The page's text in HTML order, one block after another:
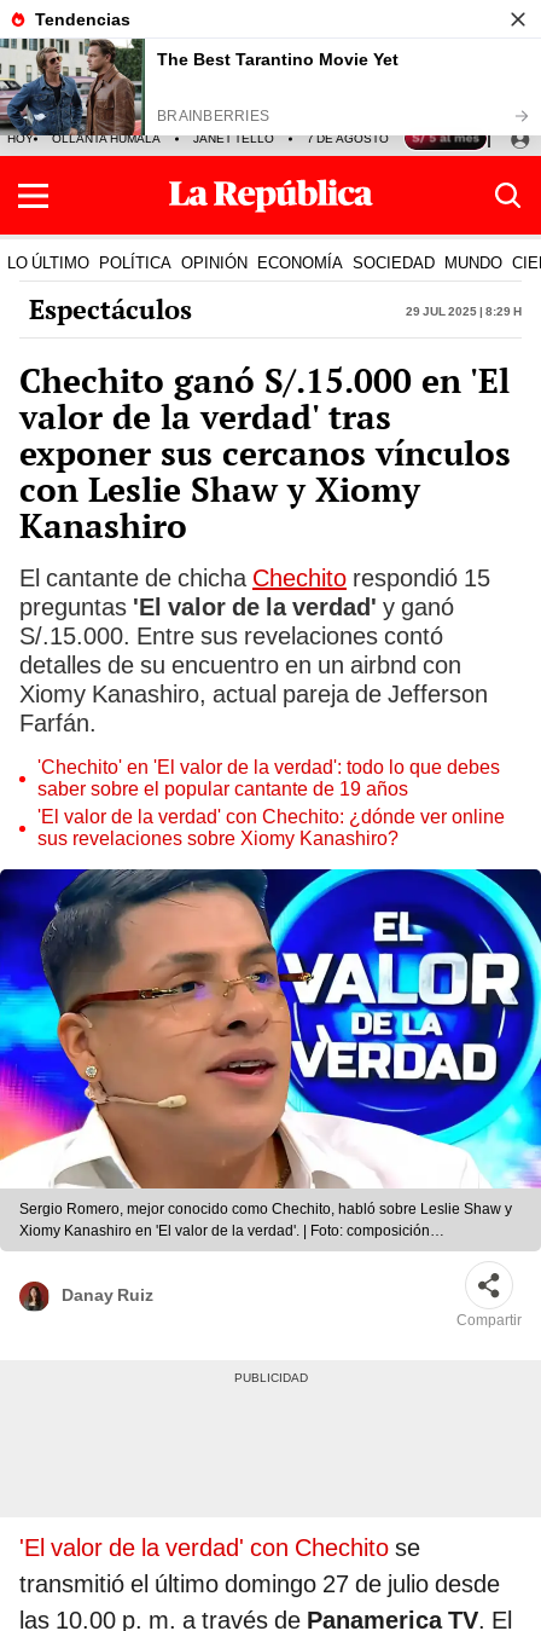
HOY OLLANTA HUMALA JANET TELLO 7 DE AGOSTO TINKA RESULTADOS
LO ÚLTIMO POLÍTICA OPINIÓN ECONOMÍA SOCIEDAD MUNDO
Espectáculos 29 Jul 2025 | 8:29 h
Chechito ganó S/.15.000 en 'El
valor de la verdad' tras
exponer sus cercanos vínculos
con Leslie Shaw y Xiomy
Kanashiro
El cantante de chicha Chechito respondió 15
preguntas 'El valor de la verdad' y ganó
S/.15.000. Entre sus revelaciones contó
detalles de su encuentro en un airbnd con
Xiomy Kanashiro, actual pareja de Jefferson
Farfán.
'Chechito' en 'El valor de la verdad': todo lo que debes
saber sobre el popular cantante de 19 años
'El valor de la verdad' con Chechito: ¿dónde ver online
sus revelaciones sobre Xiomy Kanashiro?
Sergio Romero, mejor conocido como Chechito, habló sobre Leslie Shaw y
Xiomy Kanashiro en 'El valor de la verdad'. | Foto: composición
LR/Panamericana TV
Danay Ruiz
Compartir
'El valor de la verdad' con Chechito se
transmitió el último domingo 27 de julio desde
las 10.00 p. m. a través de Panamerica TV. El